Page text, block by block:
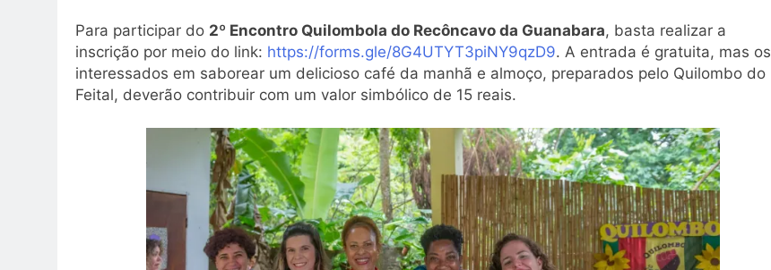
Para participar do 2º Encontro Quilombola do Recôncavo da Guanabara, basta realizar a
inscrição por meio do link: https://forms.gle/8G4UTYT3piNY9qzD9. A entrada é gratuita, mas os
interessados em saborear um delicioso café da manhã e almoço, preparados pelo Quilombo do
Feital, deverão contribuir com um valor simbólico de 15 reais.